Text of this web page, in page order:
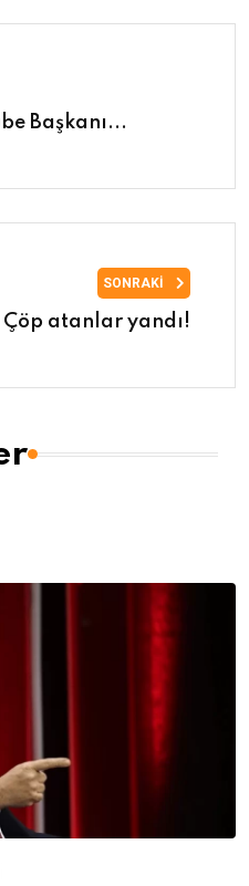
Başkanı...
SONRAKI
Çöp atanlar yandı!